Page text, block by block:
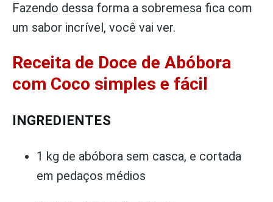
Fazendo dessa forma a sobremesa fica com
um sabor incrível, você vai ver.
Receita de Doce de Abóbora
com Coco simples e fácil
INGREDIENTES
1 kg de abóbora sem casca, e cortada
em pedaços médios